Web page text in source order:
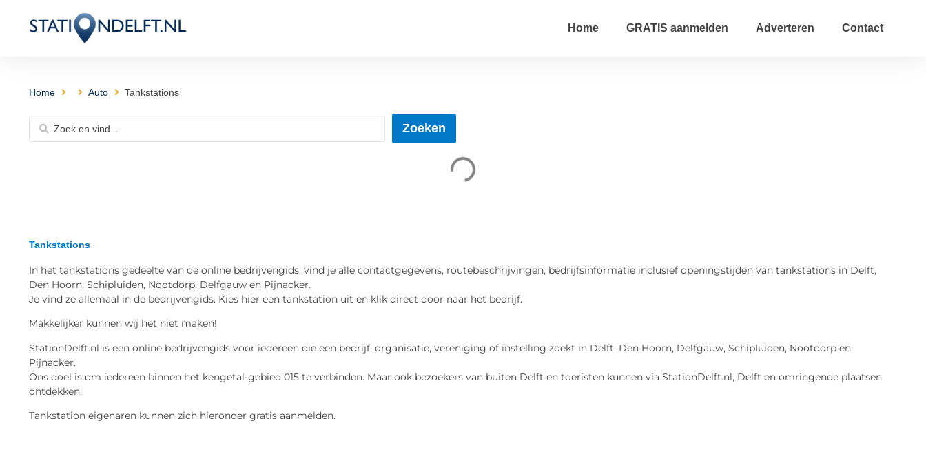
Home GRATIS aanmelden Adverteren Contact
Home Auto Tankstations
Zoeken
Tankstations
In het tankstations gedeelte van de online bedrijvengids, vind je alle contactgegevens, routebeschrijvingen, bedrijfsinformatie inclusief openingstijden van tankstations in Delft,
Den Hoorn, Schipluiden, Nootdorp, Delfgauw en Pijnacker.
Je vind ze allemaal in de bedrijvengids. Kies hier een tankstation uit en klik direct door naar het bedrijf.
Makkelijker kunnen wij het niet maken!
StationDelft.nl is een online bedrijvengids voor iedereen die een bedrijf, organisatie, vereniging of instelling zoekt in Delft, Den Hoorn, Delfgauw, Schipluiden, Nootdorp en
Pijnacker.
Ons doel is om iedereen binnen het kengetal-gebied 015 te verbinden. Maar ook bezoekers van buiten Delft en toeristen kunnen via StationDelft.nl, Delft en omringende plaatsen
ontdekken.
Tankstation eigenaren kunnen zich hieronder gratis aanmelden.